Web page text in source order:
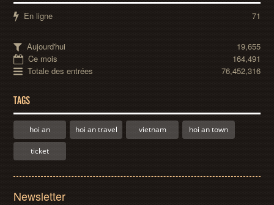
En ligne 71
Aujourd'hui
19,655
Ce mois
164,491
Totale des entrées
76,452,316
TAGS
hoi an hoi an travel vietnam hoi an town
ticket
Newsletter